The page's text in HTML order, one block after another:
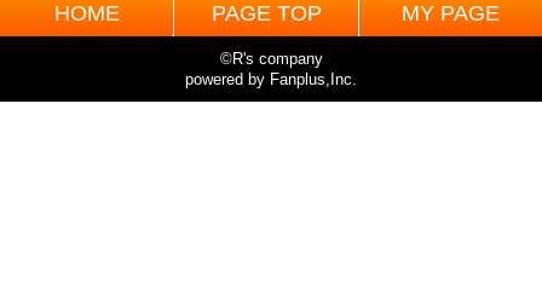
HOME PAGE TOP MY PAGE
©R's company
powered by Fanplus,Inc.